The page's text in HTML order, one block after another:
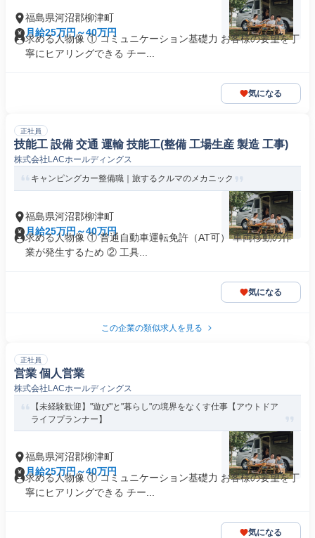
福島県河沼郡柳津町
月給25万円～40万円
求める人物像 ① コミュニケーション基礎力 お客様の要望を丁
寧にヒアリングできる チー...
気になる
正社員
技能工 設備 交通 運輸 技能工(整備 工場生産 製造 工事)
株式会社LACホールディングス
キャンピングカー整備職｜旅するクルマのメカニック
福島県河沼郡柳津町
月給25万円～40万円
求める人物像 ① 普通自動車運転免許（AT可） 車両移動の作
業が発生するため ② 工具...
気になる
この企業の類似求人を見る
正社員
営業 個人営業
株式会社LACホールディングス
【未経験歓迎】"遊び"と"暮らし"の境界をなくす仕事【アウトドア
ライフプランナー】
福島県河沼郡柳津町
月給25万円～40万円
求める人物像 ① コミュニケーション基礎力 お客様の要望を丁
寧にヒアリングできる チー...
気になる